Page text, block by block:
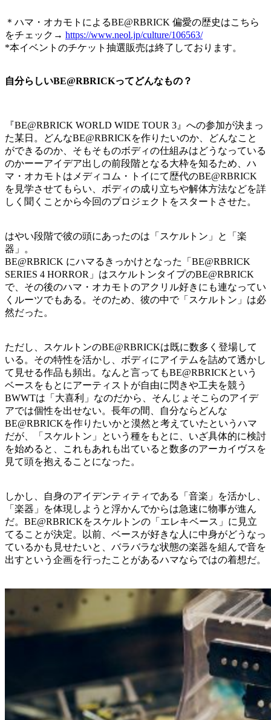
＊ハマ・オカモトによるBE@RBRICK 偏愛の歴史はこちら
をチェック→ https://www.neol.jp/culture/106563/
*本イベントのチケット抽選販売は終了しております。
自分らしいBE@RBRICKってどんなもの？
『BE@RBRICK WORLD WIDE TOUR 3』への参加が決まっ
た某日。どんなBE@RBRICKを作りたいのか、どんなこと
ができるのか、そもそものボディの仕組みはどうなっている
のかーーアイデア出しの前段階となる大枠を知るため、ハ
マ・オカモトはメディコム・トイにて歴代のBE@RBRICK
を見学させてもらい、ボディの成り立ちや解体方法などを詳
しく聞くことから今回のプロジェクトをスタートさせた。
はやい段階で彼の頭にあったのは「スケルトン」と「楽
器」。
BE@RBRICK にハマるきっかけとなった「BE@RBRICK
SERIES 4 HORROR」はスケルトンタイプのBE@RBRICK
で、その後のハマ・オカモトのアクリル好きにも連なってい
くルーツでもある。そのため、彼の中で「スケルトン」は必
然だった。
ただし、スケルトンのBE@RBRICKは既に数多く登場して
いる。その特性を活かし、ボディにアイテムを詰めて透かし
て見せる作品も頻出。なんと言ってもBE@RBRICKという
ベースをもとにアーティストが自由に閃きや工夫を競う
BWWTは「大喜利」なのだから、そんじょそこらのアイデ
アでは個性を出せない。長年の間、自分ならどんな
BE@RBRICKを作りたいかと漠然と考えていたというハマ
だが、「スケルトン」という種をもとに、いざ具体的に検討
を始めると、これもあれも出ていると数多のアーカイヴスを
見て頭を抱えることになった。
しかし、自身のアイデンティティである「音楽」を活かし、
「楽器」を体現しようと浮かんでからは急速に物事が進ん
だ。BE@RBRICKをスケルトンの「エレキベース」に見立
てることが決定。以前、ベースが好きな人に中身がどうなっ
ているかも見せたいと、バラバラな状態の楽器を組んで音を
出すという企画を行ったことがあるハマならではの着想だ。